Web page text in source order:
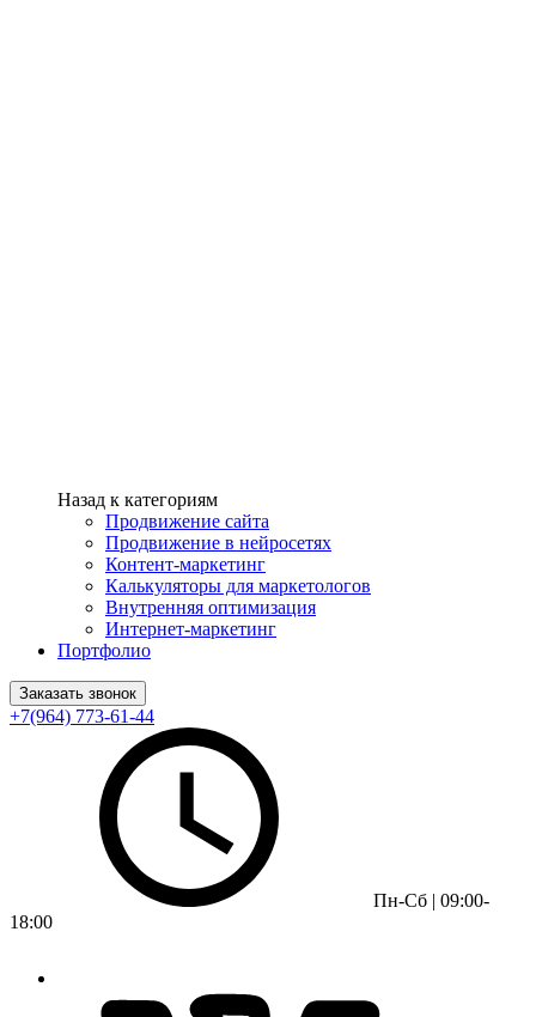
Назад к категориям
Продвижение сайта
Продвижение в нейросетях
Контент-маркетинг
Калькуляторы для маркетологов
Внутренняя оптимизация
Интернет-маркетинг
Портфолио
Заказать звонок
+7(964) 773-61-44
Пн-Сб | 09:00-
18:00